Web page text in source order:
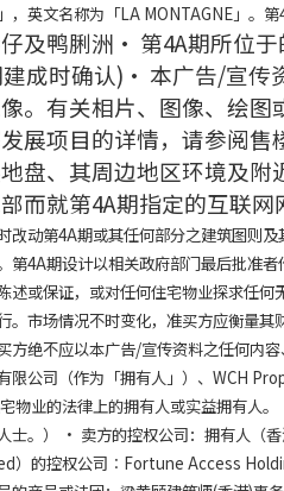
，英文名称为「LA MONTAGNE」。
及鸭脷洲• 第4A期所位
成时确认)• 本广告/宣传
。有关相片、图像、绘
展项目的详情，请参阅售
盘、其周边地区环境及
而就第4A期指定的互联
改动第4A期或其任何部分之建筑图则
第4A期设计以相关政府部门最后批准
述或保证，或对任何住宅物业探求任
。市场情况不时变化，准买方应衡量
方绝不应以本广告/宣传资料之任何内
限公司（作为「拥有人」）、WCH
物业的法律上的拥有人或实益拥有人
士。） • 卖方的控权公司：拥有人（
）的控权公司︰Fortune Access